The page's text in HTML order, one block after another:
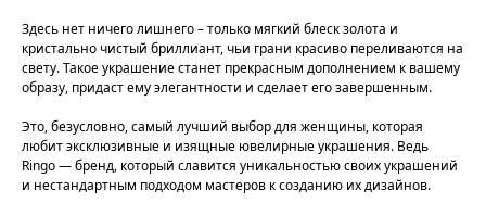
Здесь нет ничего лишнего – только мягкий блеск золота и
кристально чистый бриллиант, чьи грани красиво переливаются на
свету. Такое украшение станет прекрасным дополнением к вашему
образу, придаст ему элегантности и сделает его завершенным.
Это, безусловно, самый лучший выбор для женщины, которая
любит эксклюзивные и изящные ювелирные украшения. Ведь
Ringo — бренд, который славится уникальностью своих украшений
и нестандартным подходом мастеров к созданию их дизайнов.